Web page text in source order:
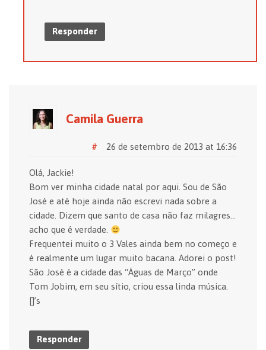
Responder
Camila Guerra
26 de setembro de 2013 at 16:36
#
Olá, Jackie!
Bom ver minha cidade natal por aqui. Sou de São
José e até hoje ainda não escrevi nada sobre a
cidade. Dizem que santo de casa não faz milagres…
acho que é verdade.
Frequentei muito o 3 Vales ainda bem no começo e
é realmente um lugar muito bacana. Adorei o post!
São José é a cidade das “Águas de Março” onde
Tom Jobim, em seu sítio, criou essa linda música.
[]’s
Responder